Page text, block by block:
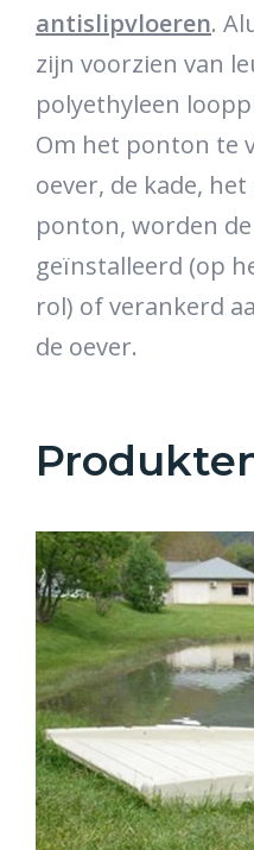
antislipvloeren.
zijn voorzien van
polyethyleen
Om het ponton te
oever, de kade,
ponton, worden
geïnstalleerd (op
rol) of verankerd
de oever.